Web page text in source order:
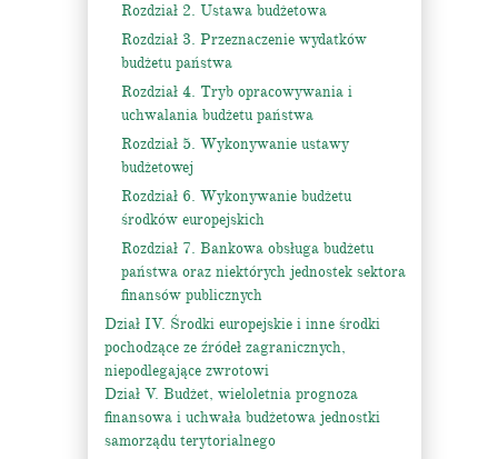
Rozdział 2. Ustawa budżetowa
Rozdział 3. Przeznaczenie wydatków
budżetu państwa
Rozdział 4. Tryb opracowywania i
uchwalania budżetu państwa
Rozdział 5. Wykonywanie ustawy
budżetowej
Rozdział 6. Wykonywanie budżetu
środków europejskich
Rozdział 7. Bankowa obsługa budżetu
państwa oraz niektórych jednostek sektora
finansów publicznych
Dział IV. Środki europejskie i inne środki
pochodzące ze źródeł zagranicznych,
niepodlegające zwrotowi
Dział V. Budżet, wieloletnia prognoza
finansowa i uchwała budżetowa jednostki
samorządu terytorialnego